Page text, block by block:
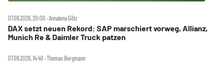
07.08.2026, 20:00 ‧ Annalena Götz
DAX setzt neuen Rekord: SAP marschiert vorweg, Allianz,
Munich Re & Daimler Truck patzen
07.08.2026, 14:40 ‧ Thomas Bergmann